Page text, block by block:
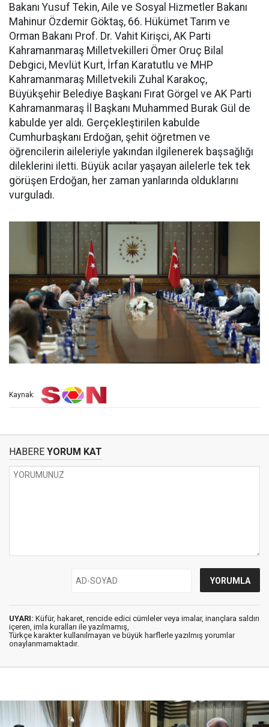
Bakanı Yusuf Tekin, Aile ve Sosyal Hizmetler Bakanı
Mahinur Özdemir Göktaş, 66. Hükümet Tarım ve
Orman Bakanı Prof. Dr. Vahit Kirişci, AK Parti
Kahramanmaraş Milletvekilleri Ömer Oruç Bilal
Debgici, Mevlüt Kurt, İrfan Karatutlu ve MHP
Kahramanmaraş Milletvekili Zuhal Karakoç,
Büyükşehir Belediye Başkanı Fırat Görgel ve AK Parti
Kahramanmaraş İl Başkanı Muhammed Burak Gül de
kabulde yer aldı. Gerçekleştirilen kabulde
Cumhurbaşkanı Erdoğan, şehit öğretmen ve
öğrencilerin aileleriyle yakından ilgilenerek başsağlığı
dileklerini iletti. Büyük acılar yaşayan ailelerle tek tek
görüşen Erdoğan, her zaman yanlarında olduklarını
vurguladı.
Kaynak:
HABERE YORUM KAT
UYARI: Küfür, hakaret, rencide edici cümleler veya imalar, inançlara saldırı
içeren, imla kuralları ile yazılmamış,
Türkçe karakter kullanılmayan ve büyük harflerle yazılmış yorumlar
onaylanmamaktadır.